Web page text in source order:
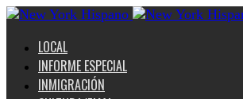
LOCAL
INFORME ESPECIAL
INMIGRACIÓN